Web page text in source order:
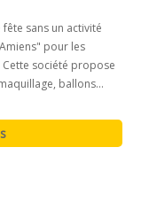
sans un activité
pour les
société propose
ballons...